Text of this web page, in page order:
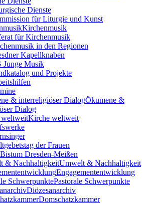
Dienste
für Liturgie und Kunst
Kirchenmusik
für Kirchenmusik
in den Regionen
Kapellknaben
Junge Musik
und Projekte
Ökumene &
Dialog
Kirche weltweit
der Frauen
Dresden-Meißen
Umwelt & Nachhaltigkeit
Engagemententwicklung
Pastorale Schwerpunkte
Diözesanarchiv
Domschatzkammer